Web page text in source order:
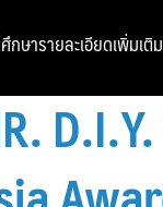
กษารายละเอียดเพิ่มเติ